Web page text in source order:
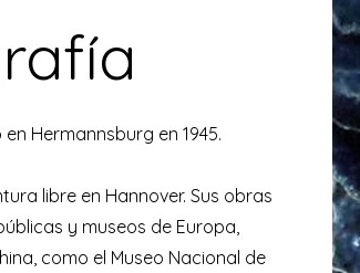
Hermannsburg en 1945.
libre en Hannover. Sus obras
y museos de Europa,
como el Museo Nacional de